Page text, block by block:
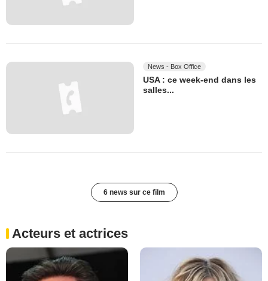
News - Box Office
USA : ce week-end dans les
salles...
6 news sur ce film
Acteurs et actrices